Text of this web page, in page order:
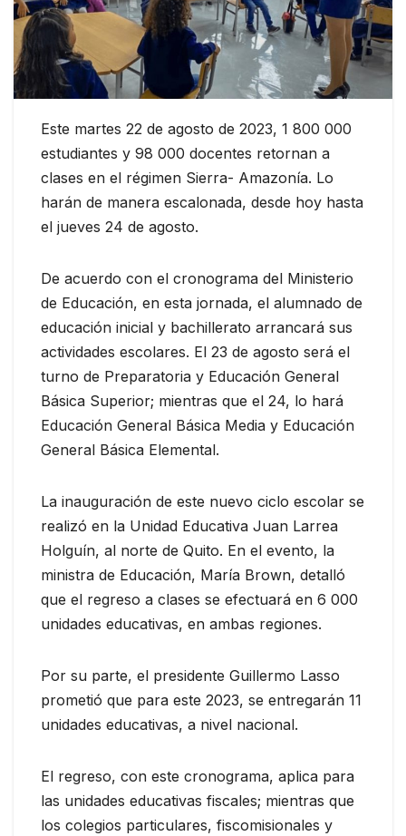
Este martes 22 de agosto de 2023, 1 800 000
estudiantes y 98 000 docentes retornan a
clases en el régimen Sierra- Amazonía. Lo
harán de manera escalonada, desde hoy hasta
el jueves 24 de agosto.
De acuerdo con el cronograma del Ministerio
de Educación, en esta jornada, el alumnado de
educación inicial y bachillerato arrancará sus
actividades escolares. El 23 de agosto será el
turno de Preparatoria y Educación General
Básica Superior; mientras que el 24, lo hará
Educación General Básica Media y Educación
General Básica Elemental.
La inauguración de este nuevo ciclo escolar se
realizó en la Unidad Educativa Juan Larrea
Holguín, al norte de Quito. En el evento, la
ministra de Educación, María Brown, detalló
que el regreso a clases se efectuará en 6 000
unidades educativas, en ambas regiones.
Por su parte, el presidente Guillermo Lasso
prometió que para este 2023, se entregarán 11
unidades educativas, a nivel nacional.
El regreso, con este cronograma, aplica para
las unidades educativas fiscales; mientras que
los colegios particulares, fiscomisionales y